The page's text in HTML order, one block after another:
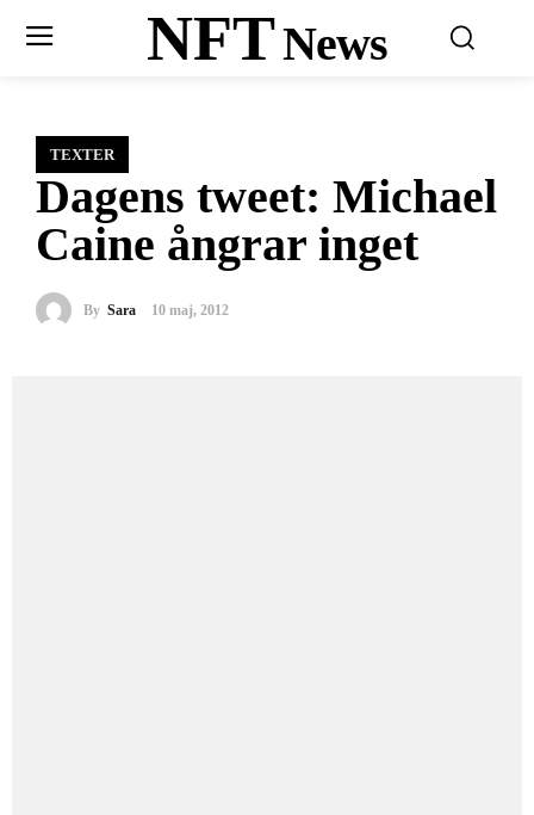
NFTNews
TEXTER
Dagens tweet: Michael
Caine ångrar inget
By Sara 10 maj, 2012